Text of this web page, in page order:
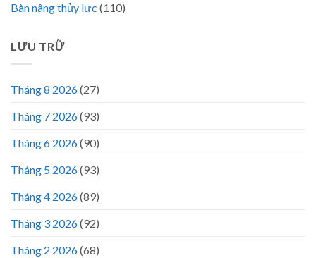
Bàn nâng thủy lực (110)
LƯU TRỮ
Tháng 8 2026(27)
Tháng 7 2026(93)
Tháng 6 2026(90)
Tháng 5 2026(93)
Tháng 4 2026(89)
Tháng 3 2026(92)
Tháng 2 2026(68)